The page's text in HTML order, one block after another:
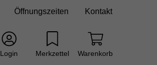
Öffnungszeiten Kontakt
Login Merkzettel Warenkorb